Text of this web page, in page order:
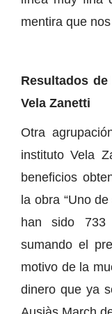
mentira que
Resultados
Vela Zanetti
Otra
instituto Vela
beneficios
la obra “Uno de
han sido
sumando el
motivo de la
dinero que ya